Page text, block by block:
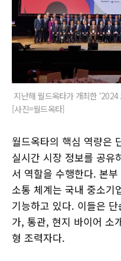
지난해 월드옥타가 개최한
[사진=월드옥타]
월드옥타의 핵심 역량은
실시간 시장 정보를 공유
서 역할을 수행한다. 본
소통 체계는 국내 중소기
기능하고 있다. 이들은
가, 통관, 현지 바이어 소
형 조력자다.